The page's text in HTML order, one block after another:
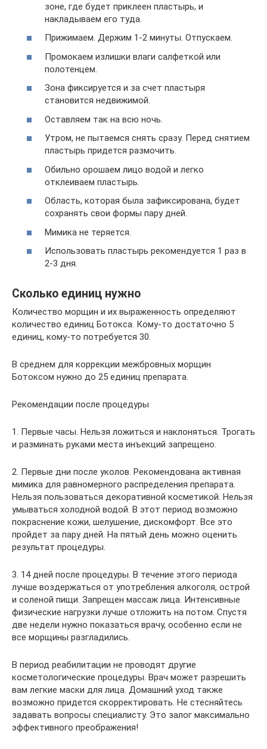
зоне, где будет приклеен пластырь, и
накладываем его туда.
Прижимаем. Держим 1-2 минуты. Отпускаем.
Промокаем излишки влаги салфеткой или
полотенцем.
Зона фиксируется и за счет пластыря
становится недвижимой.
Оставляем так на всю ночь.
Утром, не пытаемся снять сразу. Перед снятием
пластырь придется размочить.
Обильно орошаем лицо водой и легко
отклеиваем пластырь.
Область, которая была зафиксирована, будет
сохранять свои формы пару дней.
Мимика не теряется.
Использовать пластырь рекомендуется 1 раз в
2-3 дня.
Сколько единиц нужно
Количество морщин и их выраженность определяют
количество единиц Ботокса. Кому-то достаточно 5
единиц, кому-то потребуется 30.
В среднем для коррекции межбровных морщин
Ботоксом нужно до 25 единиц препарата.
Рекомендации после процедуры
1. Первые часы. Нельзя ложиться и наклоняться. Трогать
и разминать руками места инъекций запрещено.
2. Первые дни после уколов. Рекомендована активная
мимика для равномерного распределения препарата.
Нельзя пользоваться декоративной косметикой. Нельзя
умываться холодной водой. В этот период возможно
покраснение кожи, шелушение, дискомфорт. Все это
пройдет за пару дней. На пятый день можно оценить
результат процедуры.
3. 14 дней после процедуры. В течение этого периода
лучше воздержаться от употребления алкоголя, острой
и соленой пищи. Запрещен массаж лица. Интенсивные
физические нагрузки лучше отложить на потом. Спустя
две недели нужно показаться врачу, особенно если не
все морщины разгладились.
В период реабилитации не проводят другие
косметологические процедуры. Врач может разрешить
вам легкие маски для лица. Домашний уход также
возможно придется скорректировать. Не стесняйтесь
задавать вопросы специалисту. Это залог максимально
эффективного преображения!